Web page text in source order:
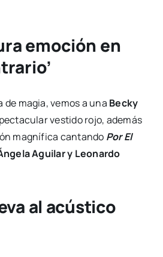
emoción en
magia, vemos a una Becky
vestido rojo, además
magnífica cantando Por El
Aguilar y Leonardo
al acústico